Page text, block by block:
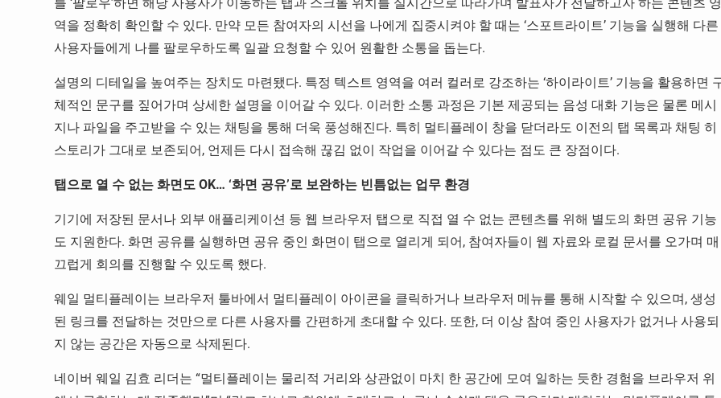
역을 정확히 확인할 수 있다. 만약 모든 참여자의 시선을 나에게 집중시켜야 할 때는 ‘스포트라이트’ 기능을 실행해 다른
사용자들에게 나를 팔로우하도록 일괄 요청할 수 있어 원활한 소통을 돕는다.
설명의 디테일을 높여주는 장치도 마련됐다. 특정 텍스트 영역을 여러 컬러로 강조하는 ‘하이라이트’ 기능을 활용하면
체적인 문구를 짚어가며 상세한 설명을 이어갈 수 있다. 이러한 소통 과정은 기본 제공되는 음성 대화 기능은 물론 메시
지나 파일을 주고받을 수 있는 채팅을 통해 더욱 풍성해진다. 특히 멀티플레이 창을 닫더라도 이전의 탭 목록과 채팅 히
스토리가 그대로 보존되어, 언제든 다시 접속해 끊김 없이 작업을 이어갈 수 있다는 점도 큰 장점이다.
탭으로 열 수 없는 화면도 OK… ‘화면 공유’로 보완하는 빈틈없는 업무 환경
기기에 저장된 문서나 외부 애플리케이션 등 웹 브라우저 탭으로 직접 열 수 없는 콘텐츠를 위해 별도의 화면 공유 기능
도 지원한다. 화면 공유를 실행하면 공유 중인 화면이 탭으로 열리게 되어, 참여자들이 웹 자료와 로컬 문서를 오가며 매
끄럽게 회의를 진행할 수 있도록 했다.
웨일 멀티플레이는 브라우저 툴바에서 멀티플레이 아이콘을 클릭하거나 브라우저 메뉴를 통해 시작할 수 있으며, 생성
된 링크를 전달하는 것만으로 다른 사용자를 간편하게 초대할 수 있다. 또한, 더 이상 참여 중인 사용자가 없거나 사용되
지 않는 공간은 자동으로 삭제된다.
네이버 웨일 김효 리더는 “멀티플레이는 물리적 거리와 상관없이 마치 한 공간에 모여 일하는 듯한 경험을 브라우저 위